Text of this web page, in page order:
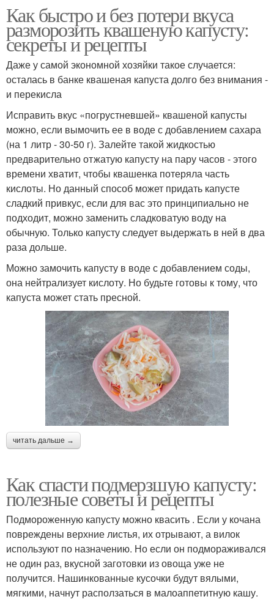
Как быстро и без потери вкуса
разморозить квашеную капусту:
секреты и рецепты
Даже у самой экономной хозяйки такое случается:
осталась в банке квашеная капуста долго без внимания -
и перекисла
Исправить вкус «погрустневшей» квашеной капусты
можно, если вымочить ее в воде с добавлением сахара
(на 1 литр - 30-50 г). Залейте такой жидкостью
предварительно отжатую капусту на пару часов - этого
времени хватит, чтобы квашенка потеряла часть
кислоты. Но данный способ может придать капусте
сладкий привкус, если для вас это принципиально не
подходит, можно заменить сладковатую воду на
обычную. Только капусту следует выдержать в ней в два
раза дольше.
Можно замочить капусту в воде с добавлением соды,
она нейтрализует кислоту. Но будьте готовы к тому, что
капуста может стать пресной.
читать дальше →
Как спасти подмерзшую капусту:
полезные советы и рецепты
Подмороженную капусту можно квасить . Если у кочана
повреждены верхние листья, их отрывают, а вилок
используют по назначению. Но если он подмораживался
не один раз, вкусной заготовки из овоща уже не
получится. Нашинкованные кусочки будут вялыми,
мягкими, начнут расползаться в малоаппетитную кашу.